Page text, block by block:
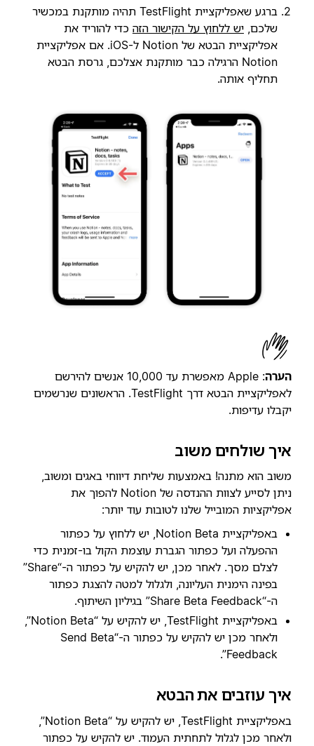
ברגע שאפליקציית TestFlight תהיה מותקנת במכשיר
שלכם, יש ללחוץ על הקישור הזה כדי להוריד את
אפליקציית הבטא של Notion ל-iOS. אם אפליקציית
Notion הרגילה כבר מותקנת אצלכם, גרסת הבטא
תחליף אותה.
הערה
: Apple מאפשרת עד 10,000 אנשים להירשם
לאפליקציית הבטא דרך TestFlight. הראשונים שנרשמים
יקבלו עדיפות.
איך שולחים משוב
משוב הוא מתנה! באמצעות שליחת דיווחי באגים ומשוב,
ניתן לסייע לצוות ההנדסה של Notion להפוך את
אפליקציות המובייל שלנו לטובות עוד יותר:
באפליקציית Notion Beta, יש ללחוץ על כפתור
ההפעלה ועל כפתור הגברת עוצמת הקול בו-זמנית כדי
לצלם מסך. לאחר מכן, יש להקיש על כפתור ה-“Share”
בפינה הימנית העליונה, ולגלול למטה להצגת כפתור
ה-“Share Beta Feedback” בגיליון השיתוף.
באפליקציית TestFlight, יש להקיש על “Notion Beta”,
ולאחר מכן יש להקיש על כפתור ה-“Send Beta
Feedback”.
איך עוזבים את הבטא
באפליקציית TestFlight, יש להקיש על “Notion Beta”,
ולאחר מכן לגלול לתחתית העמוד. יש להקיש על כפתור